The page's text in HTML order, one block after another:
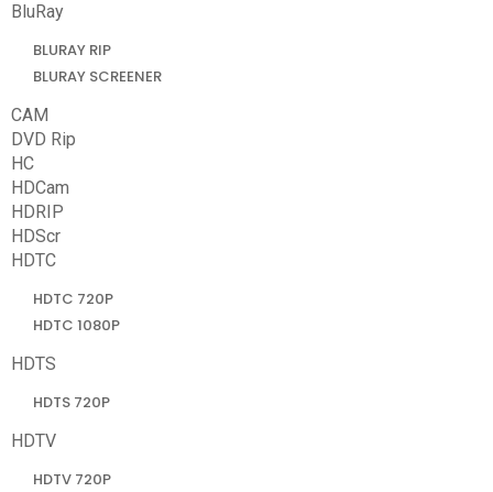
BluRay
BLURAY RIP
BLURAY SCREENER
CAM
DVD Rip
HC
HDCam
HDRIP
HDScr
HDTC
HDTC 720P
HDTC 1080P
HDTS
HDTS 720P
HDTV
HDTV 720P